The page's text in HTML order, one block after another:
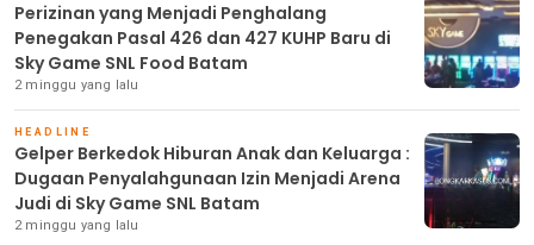
Perizinan yang Menjadi Penghalang
Penegakan Pasal 426 dan 427 KUHP Baru di
Sky Game SNL Food Batam
2 minggu yang lalu
HEADLINE
Gelper Berkedok Hiburan Anak dan Keluarga :
Dugaan Penyalahgunaan Izin Menjadi Arena
Judi di Sky Game SNL Batam
2 minggu yang lalu